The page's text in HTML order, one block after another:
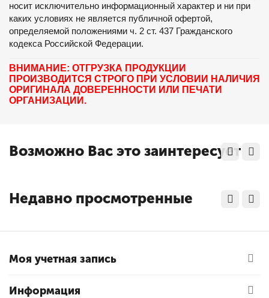
носит исключительно информационный характер и ни при
каких условиях не является публичной офертой,
определяемой положениями ч. 2 ст. 437 Гражданского
кодекса Российской Федерации.
ВНИМАНИЕ: ОТГРУЗКА ПРОДУКЦИИ
ПРОИЗВОДИТСЯ СТРОГО ПРИ УСЛОВИИ НАЛИЧИЯ
ОРИГИНАЛА ДОВЕРЕННОСТИ ИЛИ ПЕЧАТИ
ОРГАНИЗАЦИИ.
Возможно Вас это заинтересует
Недавно просмотренные
Моя учетная запись
Информация